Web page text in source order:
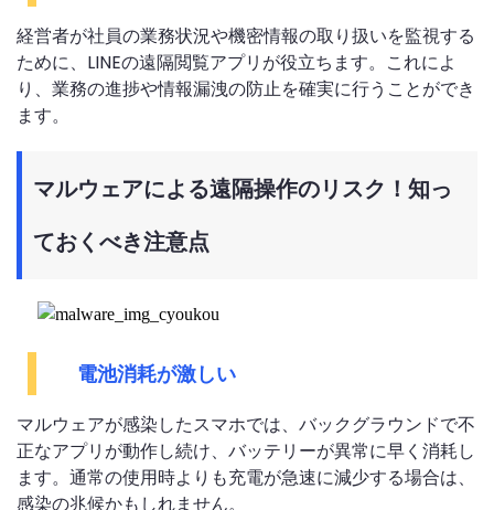
経営者が社員の業務状況や機密情報の取り扱いを監視する
ために、LINEの遠隔閲覧アプリが役立ちます。これによ
り、業務の進捗や情報漏洩の防止を確実に行うことができ
ます。
マルウェアによる遠隔操作のリスク！知っ
ておくべき注意点
電池消耗が激しい
マルウェアが感染したスマホでは、バックグラウンドで不
正なアプリが動作し続け、バッテリーが異常に早く消耗し
ます。通常の使用時よりも充電が急速に減少する場合は、
感染の兆候かもしれません。